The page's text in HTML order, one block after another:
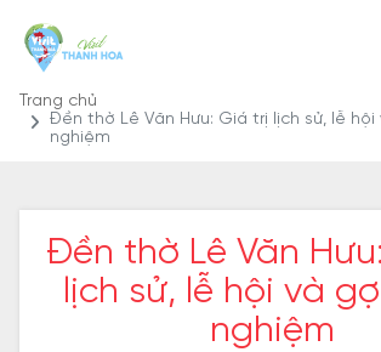
Trang chủ
Đền thờ Lê Văn Hưu: Giá trị lịch sử, lễ
nghiệm
Đền thờ Lê Văn
lịch sử, lễ hội và
nghiệm